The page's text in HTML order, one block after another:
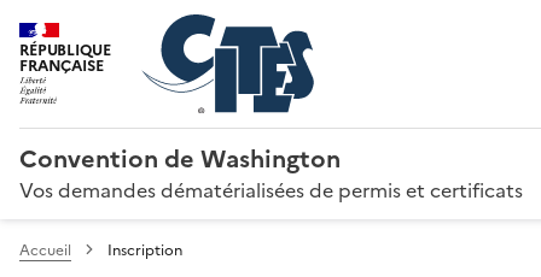
RÉPUBLIQUE
FRANÇAISE
Convention de Washington
Vos demandes dématérialisées de permis et certificats
Accueil Inscription